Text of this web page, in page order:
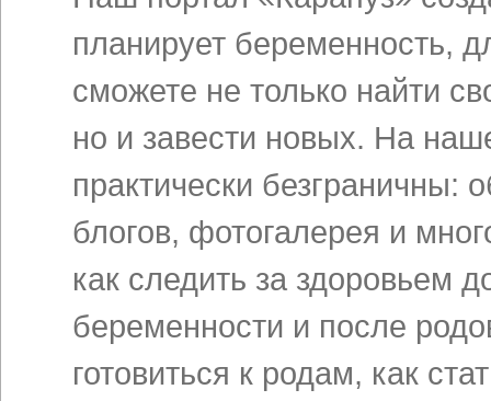
планирует беременность,
сможете не только найти
но и завести новых. На
практически
блогов, фотогалерея и
как следить за здоровьем
беременности и после
готовиться к родам, как